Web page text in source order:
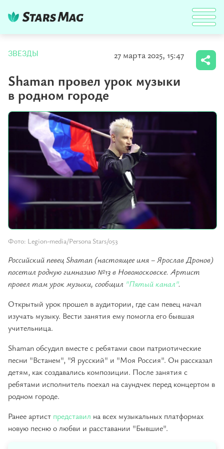
ЗВЕЗДЫ 27 марта 2025, 15:47
Shaman провел урок музыки
в родном городе
Фото: Legion-media/Persona Stars/053
Российский певец Shaman (настоящее имя – Ярослав Дронов)
посетил родную гимназию №13 в Новомосковске. Артист
провел там урок музыки, сообщил "Пятый канал".
Открытый урок прошел в аудитории, где сам певец начал
изучать музыку. Вести занятия ему помогла его бывшая
учительница.
Shaman обсудил вместе с ребятами свои патриотические
песни "Встанем", "Я русский" и "Моя Россия". Он рассказал
детям, как создавались композиции. После занятия с
ребятами исполнитель поехал на саундчек перед концертом в
родном городе.
Ранее артист представил на всех музыкальных платформах
новую песню о любви и расставании "Бывшие".